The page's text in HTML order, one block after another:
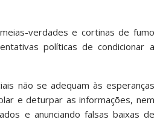
verdades e cortinas de fumo
políticas de condicionar a
não se adequam às esperanças
e deturpar as informações, nem
e anunciando falsas baixas de